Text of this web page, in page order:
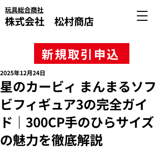
株式会社 松村商店
玩具総合商社
新規取引申込
星のカービィ まんまるソフ
ビフィギュア3の完全ガイ
ド｜300CP手のひらサイズ
の魅力を徹底解説
2025年12月24日